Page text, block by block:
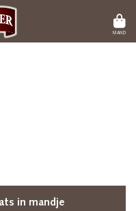
MAND
in mandje